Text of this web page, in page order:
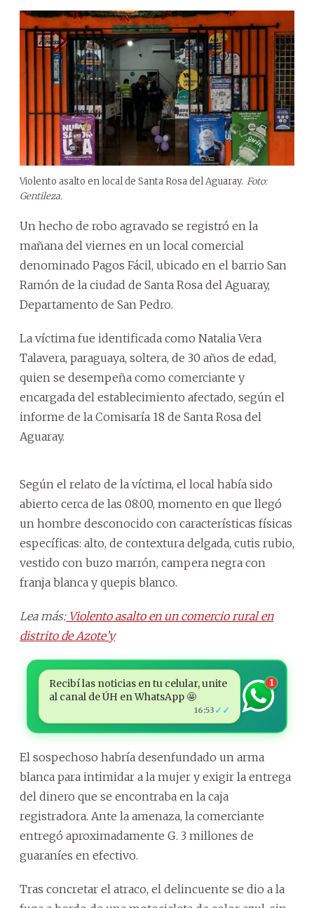
Violento asalto en local de Santa Rosa del Aguaray. Foto:
Gentileza.
Un hecho de robo agravado se registró en la
mañana del viernes en un local comercial
denominado Pagos Fácil, ubicado en el barrio San
Ramón de la ciudad de Santa Rosa del Aguaray,
Departamento de San Pedro.
La víctima fue identificada como Natalia Vera
Talavera, paraguaya, soltera, de 30 años de edad,
quien se desempeña como comerciante y
encargada del establecimiento afectado, según el
informe de la Comisaría 18 de Santa Rosa del
Aguaray.
Según el relato de la víctima, el local había sido
abierto cerca de las 08:00, momento en que llegó
un hombre desconocido con características físicas
específicas: alto, de contextura delgada, cutis rubio,
vestido con buzo marrón, campera negra con
franja blanca y quepis blanco.
Lea más:Violento asalto en un comercio rural en
distrito de Azote’y
Recibí las noticias en tu celular, unite
al canal de ÚH en WhatsApp 🤩
16:53 ✓✓
1
El sospechoso habría desenfundado un arma
blanca para intimidar a la mujer y exigir la entrega
del dinero que se encontraba en la caja
registradora. Ante la amenaza, la comerciante
entregó aproximadamente G. 3 millones de
guaraníes en efectivo.
Tras concretar el atraco, el delincuente se dio a la